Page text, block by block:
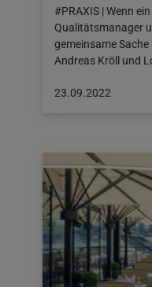
#PRAXIS | Wenn
Qualitätsmanager
gemeinsame
Andreas Kröll und
Beitrag
23.09.2022